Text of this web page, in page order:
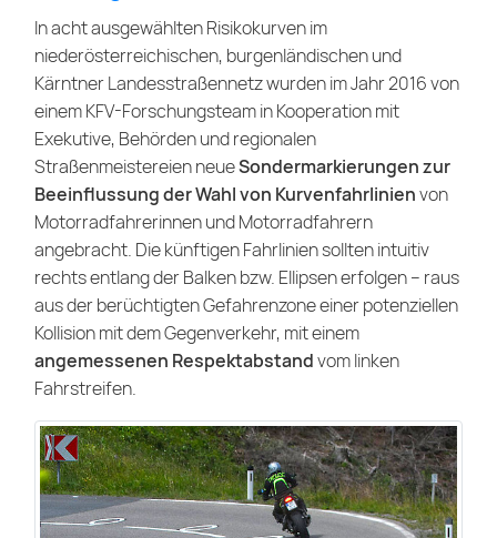
In acht ausgewählten Risikokurven im
niederösterreichischen, burgenländischen und
Kärntner Landesstraßennetz wurden im Jahr 2016 von
einem KFV-Forschungsteam in Kooperation mit
Exekutive, Behörden und regionalen
Straßenmeistereien neueSondermarkierungen zur
Beeinflussung der Wahl von Kurvenfahrlinienvon
Motorradfahrerinnen und Motorradfahrern
angebracht. Die künftigen Fahrlinien sollten intuitiv
rechts entlang der Balken bzw. Ellipsen erfolgen – raus
aus der berüchtigten Gefahrenzone einer potenziellen
Kollision mit dem Gegenverkehr, mit einem
angemessenen Respektabstandvom linken
Fahrstreifen.